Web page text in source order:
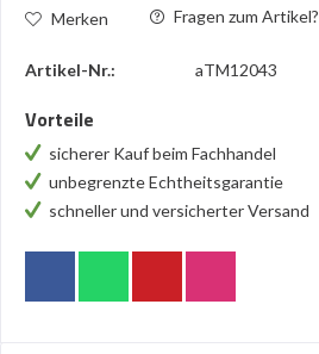
Merken Fragen zum Artikel?
Artikel-Nr.: aTM12043
Vorteile
sicherer Kauf beim Fachhandel
unbegrenzte Echtheitsgarantie
schneller und versicherter Versand